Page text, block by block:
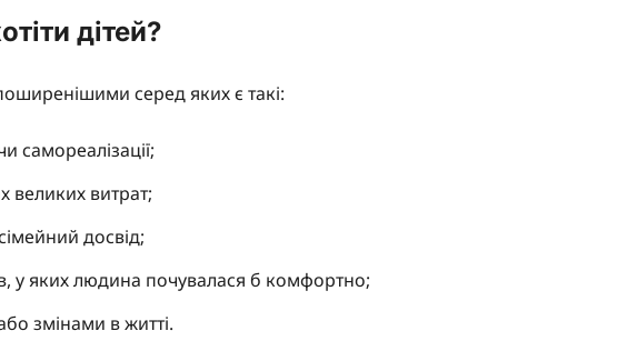
дітей?
серед яких є такі:
самореалізації;
великих витрат;
досвід;
у яких людина почувалася б комфортно;
змінами в житті.